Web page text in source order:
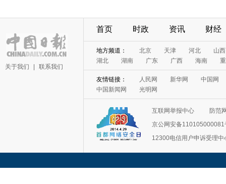
关于我们 联系我们
首页 时政 资讯 财经
地方频道： 北京 天津 河北
山西
湖北
湖南 广东 广西 海南
友情链接： 人民网 新华网
中国网
中国新闻网
光明网
互联网举报中心
防范
京公网安备110105000081
12300电信用户申诉受理中